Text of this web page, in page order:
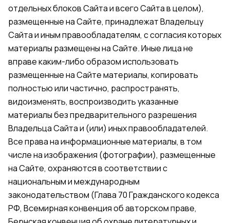
отдельных блоков Сайта и всего Сайта в целом),
размещенные на Сайте, принадлежат Владельцу
Сайта и иным правообладателям, с согласия которых
материалы размещены на Сайте. Иные лица не
вправе каким-либо образом использовать
размещенные на Сайте материалы, копировать
полностью или частично, распространять,
видоизменять, воспроизводить указанные
материалы без предварительного разрешения
Владельца Сайта и (или) иных правообладателей.
Все права на информационные материалы, в том
числе на изображения (фотографии), размещенные
на Сайте, охраняются в соответствии с
национальным и международным
законодательством (Глава 70 Гражданского кодекса
РФ, Всемирная конвенция об авторском праве,